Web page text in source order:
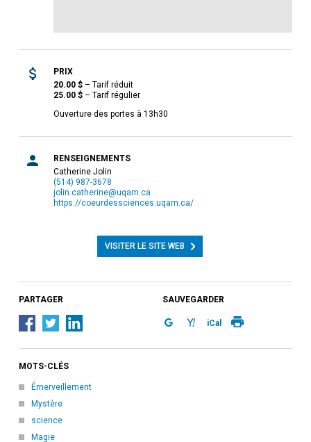
PRIX
20.00$– Tarif réduit
25.00$– Tarif régulier
Ouverture des portes à 13h30
RENSEIGNEMENTS
Catherine Jolin
(514) 987-3678
jolin.catherine@uqam.ca
https://coeurdessciences.uqam.ca/
VISITER LE SITE WEB
PARTAGER SAUVEGARDER
iCal
MOTS-CLÉS
Émerveillement
Mystère
science
Magie